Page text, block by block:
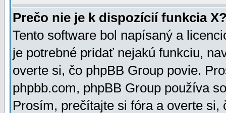
Prečo nie je k dispozícií funkcia
Tento software bol napísaný a
je potrebné pridať nejakú funkciu,
overte si, čo phpBB Group povie.
phpbb.com, phpBB Group používa
Prosím, prečítajte si fóra a overte